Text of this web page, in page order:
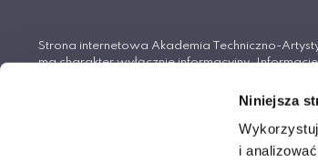
Niniejsza
i
Strona internetowa Akademia Techniczno-
ma charakter wyłącznie informacyjny.
© Akademia Techniczno-Artystyczna